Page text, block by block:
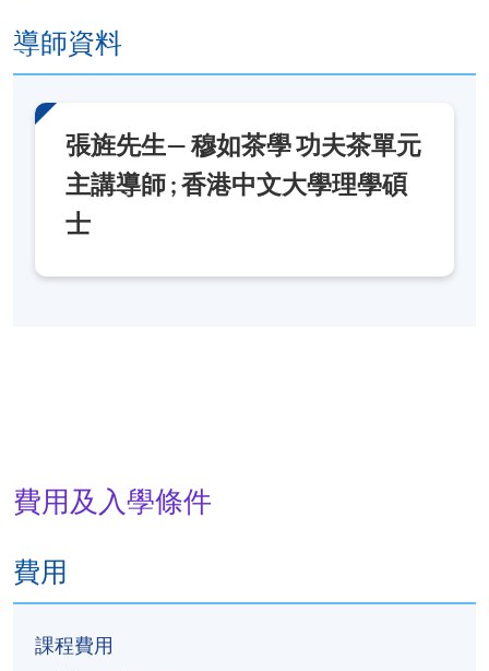
導師資料
張旌先生— 穆如茶學 功夫茶單元
主講導師 ; 香港中文大學理學碩
士
費用及入學條件
費用
課程費用